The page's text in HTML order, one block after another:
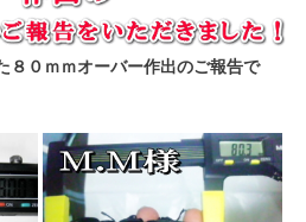
８０ｍｍオーバー作出のご報告で